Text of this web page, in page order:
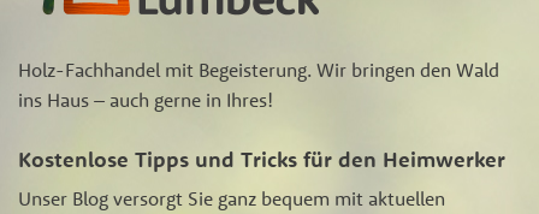
Holz-Fachhandel mit Begeisterung. Wir bringen den Wald
ins Haus – auch gerne in Ihres!
Kostenlose Tipps und Tricks für den Heimwerker
Unser Blog versorgt Sie ganz bequem mit aktuellen